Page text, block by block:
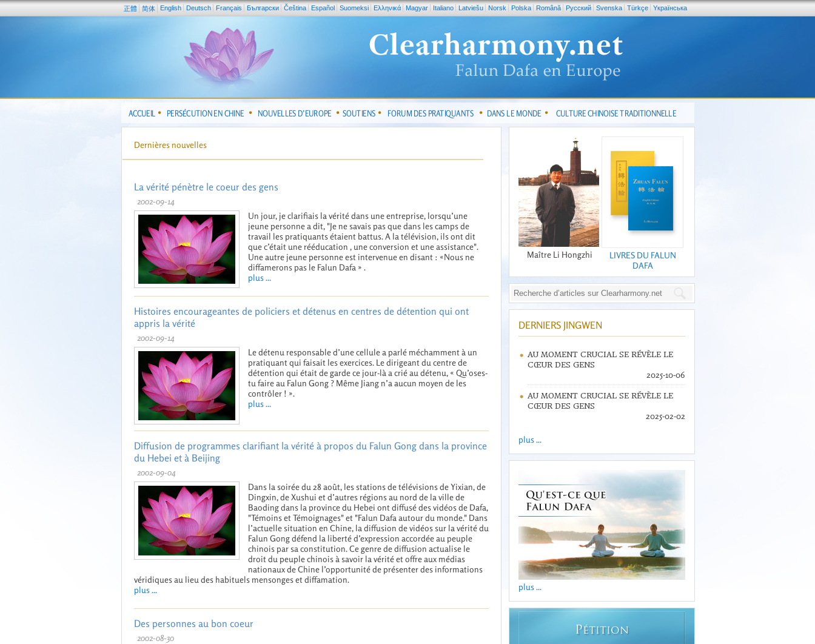
正體 简体 English Deutsch Français Български Čeština Español Suomeksi Ελληνικά Magyar Italiano Latviešu Norsk Polska Română Pусский Svenska Türkçe Yкраїнська
ACCUEIL PERSÉCUTION EN CHINE NOUVELLES D’EUROPE SOUTIENS FORUM DES PRATIQUANTS DANS LE MONDE CULTURE CHINOISE TRADITIONNELLE
Dernières nouvelles
La vérité pénètre le coeur des gens
2002-09-14
Un jour, je clarifiais la vérité dans une entreprise, lorsqu’une
jeune personne a dit, "Je ne savais pas que dans les camps de
travail les pratiquants étaient battus. A la télévision, ils ont dit
que c’était une rééducation , une conversion et une assistance".
Une autre jeune personne est intervenue en disant : «Nous ne
diffamerons pas le Falun Dafa » .
plus ...
Histoires encourageantes de policiers et détenus en centres de détention qui ont
appris la vérité
2002-09-14
Le détenu responsable d’une cellule a parlé méchamment à un
pratiquant qui faisait les exercices. Le dirigeant du centre de
détention qui était de garde ce jour-là a crié au détenu, « Qu’oses-
tu faire au Falun Gong ? Même Jiang n’a aucun moyen de les
contrôler ! ».
plus ...
Diffusion de programmes clarifiant la vérité à propos du Falun Gong dans la province
du Hebei et à Beijing
2002-09-04
Dans la soirée du 28 août, les stations de télévisions de Yixian, de
Dingxin, de Xushui et d’autres régions au nord de la ville de
Baoding dans la province du Hebei ont diffusé des vidéos de Dafa,
"Témoins et Témoignages" et "Falun Dafa autour du monde." Dans
l’actuelle situation en Chine, la diffusion de vidéos sur la vérité du
Falun Gong défend la liberté d’expression accordée au peuple
chinois par sa constitution. Ce genre de diffusion actualise le
droit du peuple chinois à savoir la vérité et offre aux médias
nationaux de Chine l’opportunité de présenter des informations
véridiques au lieu des habituels mensonges et diffamation.
plus ...
Des personnes au bon coeur
2002-08-30
Maître Li Hongzhi
LIVRES DU FALUN
DAFA
DERNIERS JINGWEN
AU MOMENT CRUCIAL SE RÉVÈLE LE
CŒUR DES GENS
2025-10-06
AU MOMENT CRUCIAL SE RÉVÈLE LE
CŒUR DES GENS
2025-02-02
plus ...
plus ...
PÉTITION